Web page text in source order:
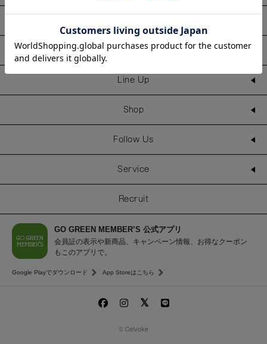
Information
Line Up
Shop
Follow Us
Service
Recruit
GO GREEN MEMBER’S 公式アプリ
会員証の表示や新商品、キャンペーン情報、お得なクーポン
もこのアプリで。
Google Playでダウンロード App Storeはこちら
© Celvoke